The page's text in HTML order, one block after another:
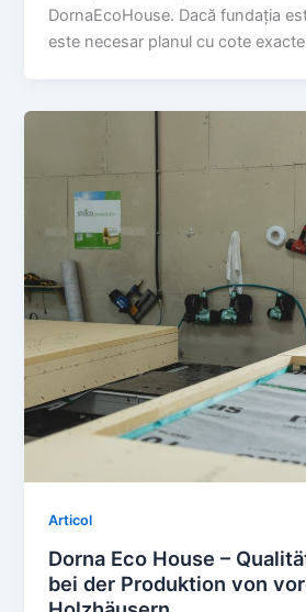
DornaEcoHouse. Dacă fundația
este necesar planul cu cote
Articol
Dorna Eco House –
bei der Produktion von